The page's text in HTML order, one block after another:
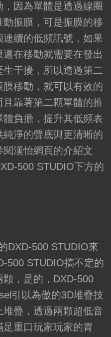
因為單體是透過線圈
振膜，可是振膜的移
續的低頻訊號，如果
在移動就需要在發出
干擾，所以透過第二
移動，就可以有效的
靠著第二顆單體的推
負擔，提升其低頻表
淨的聲底與更清晰的
漢怡網頁的介紹文
500 STUDIO下方的
DXD-500 STUDIO來
500 STUDIO搞不定的
，是的，DXD-500
引以為傲的3D堆疊技
疊，透過兩顆超低音
重口玩家玩家的胃